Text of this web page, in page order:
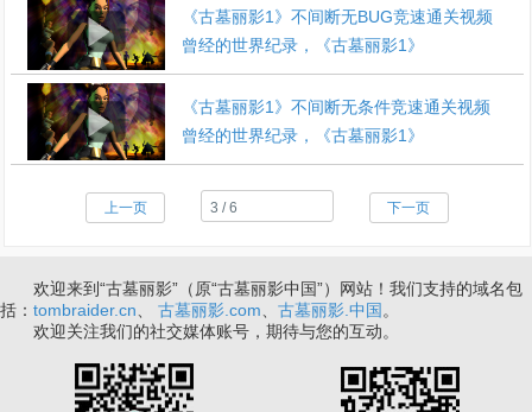
《古墓丽影1》不间断无BUG竞速通关视频
曾经的世界纪录，《古墓丽影1》
《古墓丽影1》不间断无条件竞速通关视频
曾经的世界纪录，《古墓丽影1》
上一页 下一页
欢迎来到“古墓丽影”（原“古墓丽影中国”）网站！我们支持的域名包
括： tombraider.cn 古墓丽影.com 古墓丽影.中国 。
欢迎关注我们的社交媒体账号，期待与您的互动。